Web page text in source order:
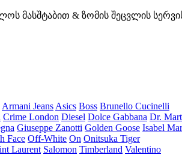
მასშტაბით & ზომის შეცვლის
Armani Jeans Asics Boss Brunello Cucinelli
Crime London Diesel Dolce Gabbana Dr.
Giuseppe Zanotti Golden Goose Isabel
Face Off-White On Onitsuka Tiger
Laurent Salomon Timberland Valentino